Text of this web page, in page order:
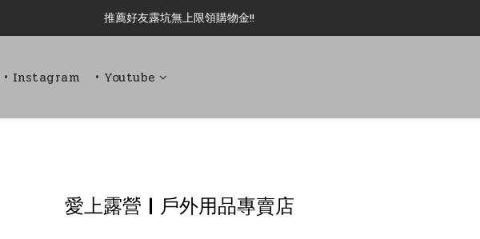
新加入會員即可現領 50元購物金!!
新加入會員即可現領 50元購物金!!
• Instagram • Youtube
愛上露營 | 戶外用品專賣店